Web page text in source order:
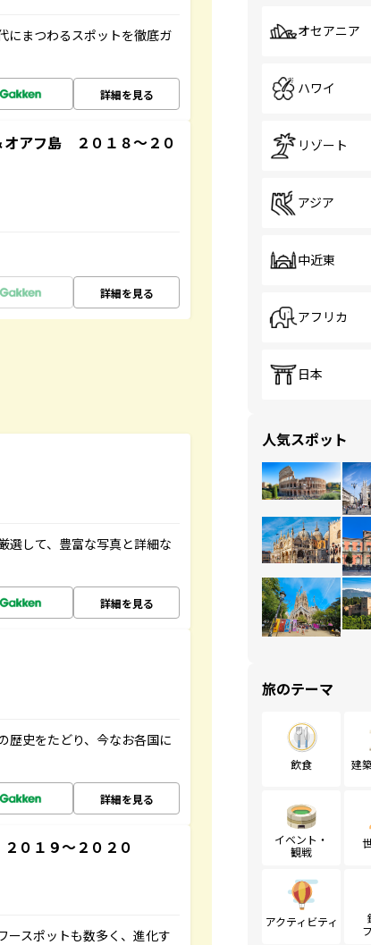
にまつわるスポットを徹底ガ
詳細を見る
アフ島 ２０１８～２０
詳細を見る
選して、豊富な写真と詳細な
詳細を見る
歴史をたどり、今なお各国に
詳細を見る
０１９～２０２０
ースポットも数多く、進化す
オセアニア
ハワイ
リゾート
アジア
中近東
アフリカ
日本
人気スポット
旅のテーマ
飲食 建
イベント・
観戦
アクティビティ